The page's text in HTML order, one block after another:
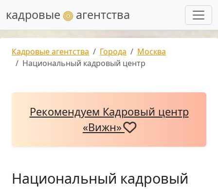
кадровые агентства
Кадровые агентства Города
Москва
Национальный кадровый центр
Рекомендуем Кадровый центр
«Вижн»
Национальный кадровый